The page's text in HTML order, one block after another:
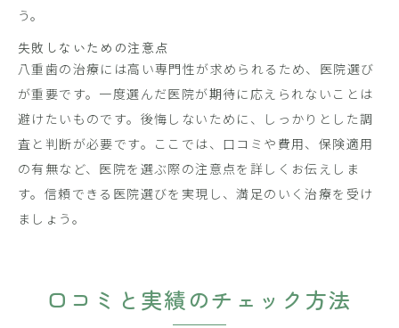
う。
失敗しないための注意点
八重歯の治療には高い専門性が求められるため、医院選び
が重要です。一度選んだ医院が期待に応えられないことは
避けたいものです。後悔しないために、しっかりとした調
査と判断が必要です。ここでは、口コミや費用、保険適用
の有無など、医院を選ぶ際の注意点を詳しくお伝えしま
す。信頼できる医院選びを実現し、満足のいく治療を受け
ましょう。
口コミと実績のチェック方法